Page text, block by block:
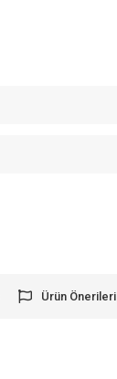
Ürün Önerileri